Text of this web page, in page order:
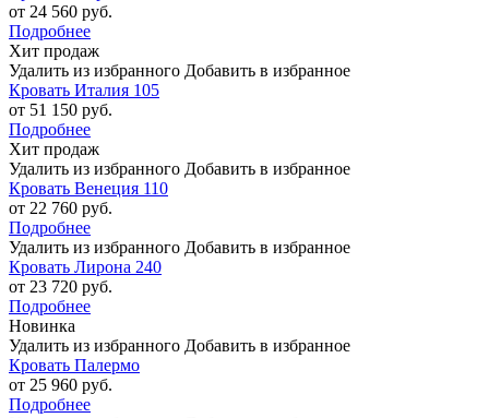
от 24 560 руб.
Подробнее
Хит продаж
Удалить из избранного Добавить в избранное
Кровать Италия 105
от 51 150 руб.
Подробнее
Хит продаж
Удалить из избранного Добавить в избранное
Кровать Венеция 110
от 22 760 руб.
Подробнее
Удалить из избранного Добавить в избранное
Кровать Лирона 240
от 23 720 руб.
Подробнее
Новинка
Удалить из избранного Добавить в избранное
Кровать Палермо
от 25 960 руб.
Подробнее